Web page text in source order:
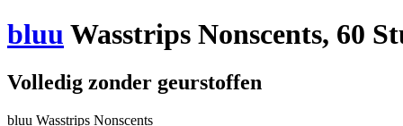
bluu Wasstrips Nonscents, 60
Volledig zonder geurstoffen
bluu Wasstrips Nonscents